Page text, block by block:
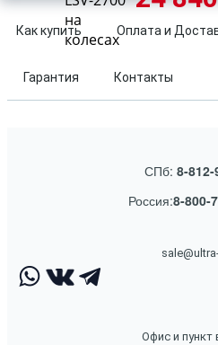
Как купить Оплата и
Гарантия Контакты
СПб: 8-812-
Россия:8-800-
Офис и пункт
на
колесах